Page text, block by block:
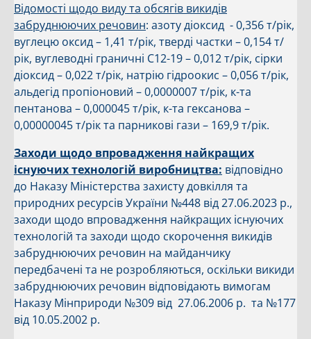
Відомості щодо виду та обсягів викидів
забруднюючих речовин: азоту діоксид - 0,356 т/рік,
вуглецю оксид – 1,41 т/рік, тверді частки – 0,154 т/
рік, вуглеводні граничні С12-19 – 0,012 т/рік, сірки
діоксид – 0,022 т/рік, натрію гідроокис – 0,056 т/рік,
альдегід пропіоновий – 0,0000007 т/рік, к-та
пентанова – 0,000045 т/рік, к-та гексанова –
0,00000045 т/рік та парникові гази – 169,9 т/рік.
Заходи щодо впровадження найкращих
існуючих технологій виробництва: відповідно
до Наказу Міністерства захисту довкілля та
природних ресурсів України №448 від 27.06.2023 р.,
заходи щодо впровадження найкращих існуючих
технологій та заходи щодо скорочення викидів
забруднюючих речовин на майданчику
передбачені та не розробляються, оскільки викиди
забруднюючих речовин відповідають вимогам
Наказу Мінприроди №309 від 27.06.2006 р. та №177
від 10.05.2002 р.